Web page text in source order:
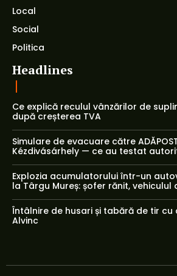
Local
Social
Politica
Headlines
Ce explică reculul vânzărilor de
după creșterea TVA
Simulare de evacuare către
Kézdivásárhely — ce au testat
Explozia acumulatorului într-un
la Târgu Mureș: șofer rănit, vehiculul
Întâlnire de husari și tabără de tir
Alvinc